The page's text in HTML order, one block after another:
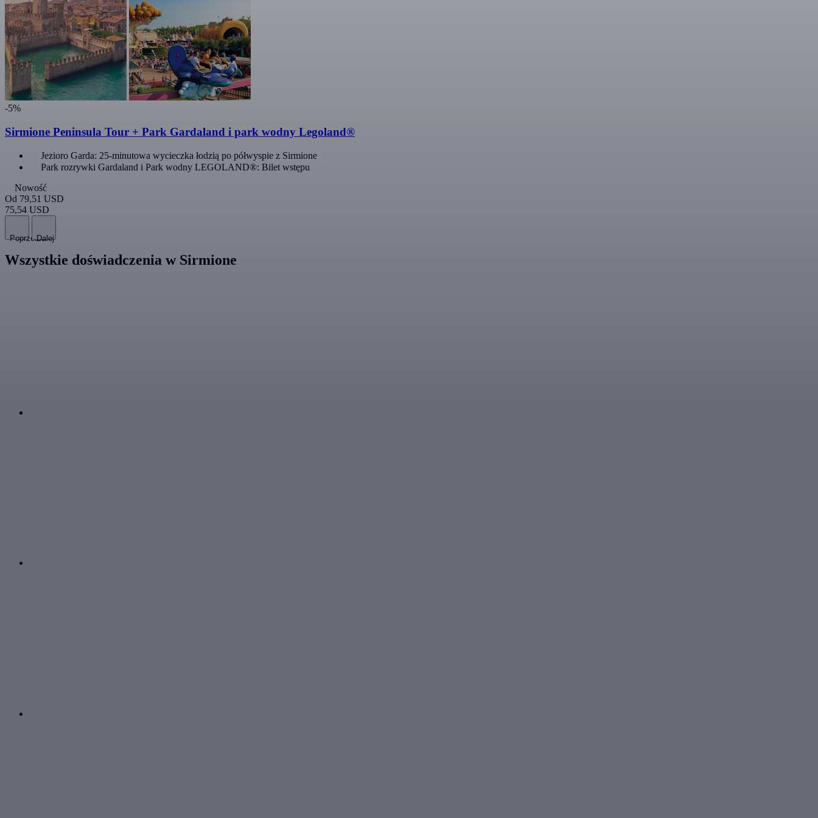
-5%
Sirmione Peninsula Tour + Park Gardaland i park wodny Legoland®
Jezioro Garda: 25-minutowa wycieczka łodzią po półwyspie z Sirmione
Park rozrywki Gardaland i Park wodny LEGOLAND®: Bilet wstępu
Nowość
Od 79,51 USD
75,54 USD
PoprzedniDalej
Wszystkie doświadczenia w Sirmione